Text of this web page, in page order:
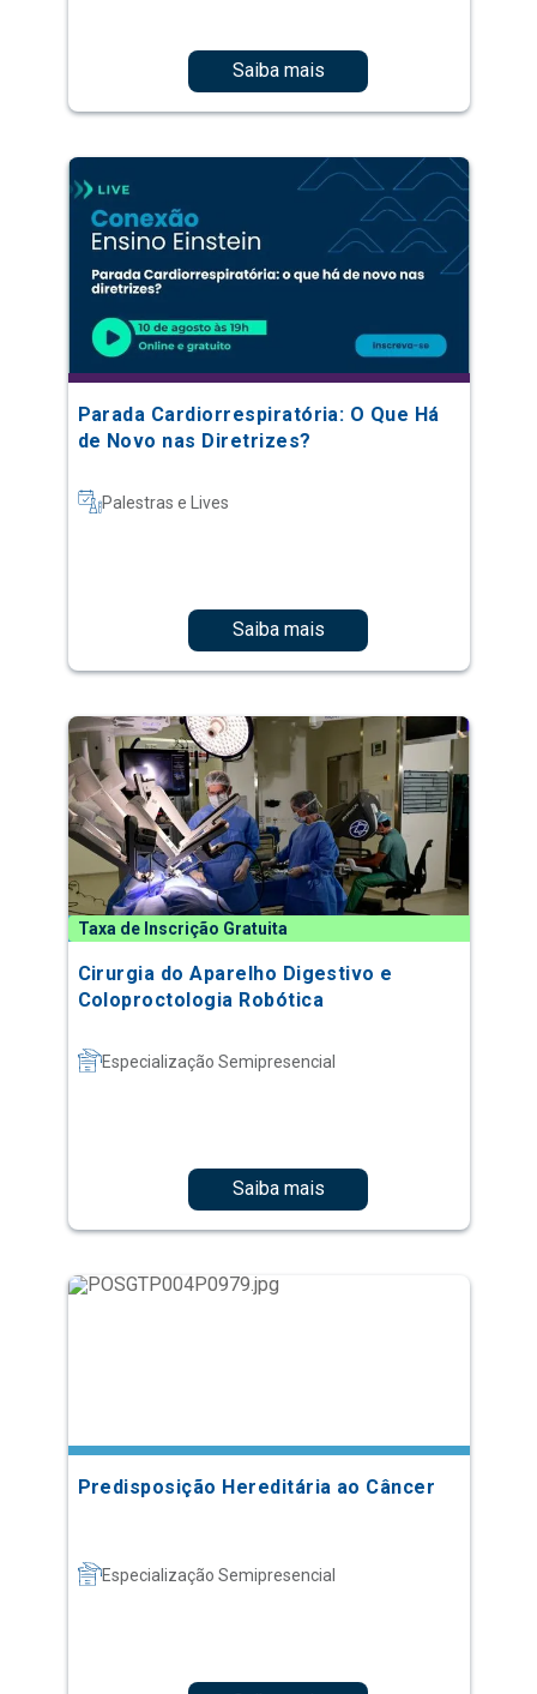
Saiba mais
Parada Cardiorrespiratória: O Que Há
de Novo nas Diretrizes?
Palestras e Lives
Saiba mais
Taxa de Inscrição Gratuita
Cirurgia do Aparelho Digestivo e
Coloproctologia Robótica
Especialização Semipresencial
Saiba mais
Predisposição Hereditária ao Câncer
Especialização Semipresencial